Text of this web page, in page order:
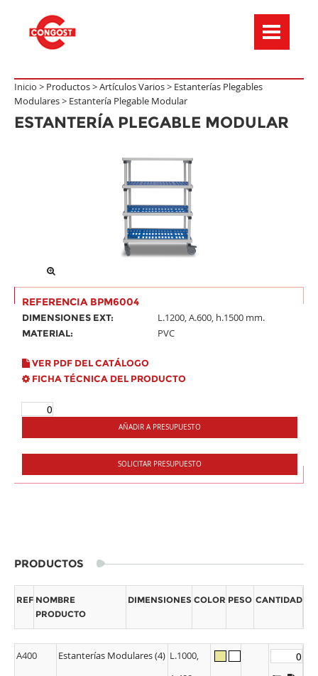
Inicio > Productos>Artículos Varios> Estanterías Plegables
Modulares> Estantería Plegable Modular
ESTANTERÍA PLEGABLE MODULAR
REFERENCIA BPM6004
DIMENSIONES EXT: L.1200, A.600, h.1500 mm.
MATERIAL: PVC
VER PDF DEL CATÁLOGO
FICHA TÉCNICA DEL PRODUCTO
AÑADIR A PRESUPUESTO
SOLICITAR PRESUPUESTO
PRODUCTOS
REF NOMBRE
PRODUCTO
DIMENSIONES COLOR PESO CANTIDAD
A400 Estanterías Modulares (4) L.1000,